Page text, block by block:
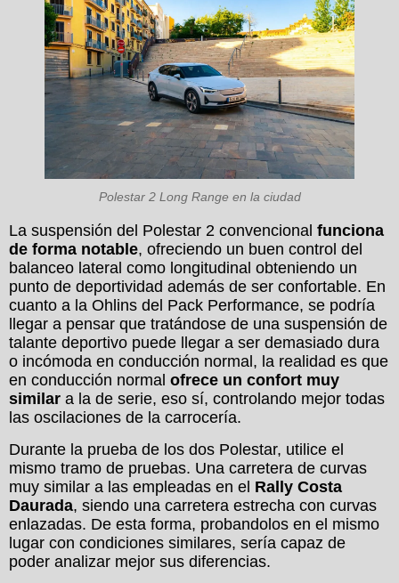
Polestar 2 Long Range en la ciudad
La suspensión del Polestar 2 convencional funciona
de forma notable, ofreciendo un buen control del
balanceo lateral como longitudinal obteniendo un
punto de deportividad además de ser confortable. En
cuanto a la Ohlins del Pack Performance, se podría
llegar a pensar que tratándose de una suspensión de
talante deportivo puede llegar a ser demasiado dura
o incómoda en conducción normal, la realidad es que
en conducción normal ofrece un confort muy
similar a la de serie, eso sí, controlando mejor todas
las oscilaciones de la carrocería.
Durante la prueba de los dos Polestar, utilice el
mismo tramo de pruebas. Una carretera de curvas
muy similar a las empleadas en el Rally Costa
Daurada, siendo una carretera estrecha con curvas
enlazadas. De esta forma, probandolos en el mismo
lugar con condiciones similares, sería capaz de
poder analizar mejor sus diferencias.